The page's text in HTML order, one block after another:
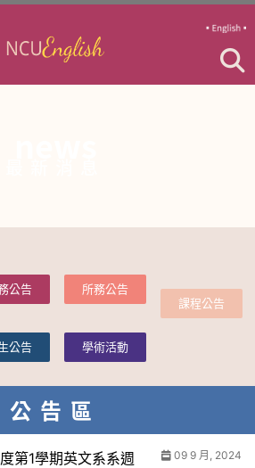
公告
所務公告
課程公告
公告 學術活動
公告區
第1學期英文系系週
09 9 月, 2024